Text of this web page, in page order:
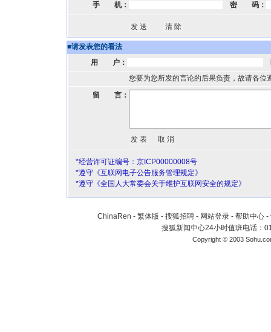
手 机： 密 码：
■请发表您的看法
用 户：
您要为您所发的言论的后果负责，故请各位
留 言：
*经营许可证编号：京ICP00000008号
*遵守《互联网电子公告服务管理规定》
*遵守《全国人大常委会关于维护互联网安全的规定》
ChinaRen - 繁体版 - 搜狐招聘 - 网站登录 - 帮助中心 -
搜狐新闻中心24小时值班电话：
Copyright © 2003